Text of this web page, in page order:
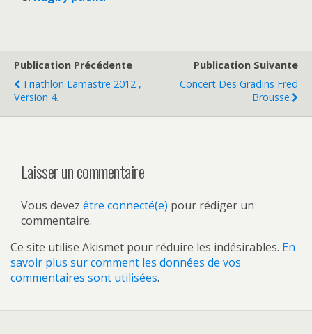
Publication Précédente
Triathlon Lamastre 2012 ,
Version 4.
Publication Suivante
Concert Des Gradins Fred
Brousse
Laisser un commentaire
Vous devez être connecté(e) pour rédiger un
commentaire.
Ce site utilise Akismet pour réduire les indésirables. En
savoir plus sur comment les données de vos
commentaires sont utilisées.